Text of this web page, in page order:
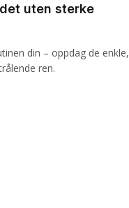
uten sterke
din – oppdag de enkle,
ren.